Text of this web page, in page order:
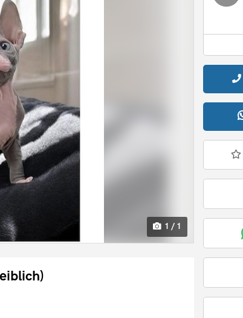
1 / 1